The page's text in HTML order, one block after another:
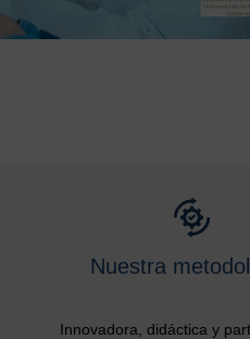
Nuestra
Innovadora, didáctica y